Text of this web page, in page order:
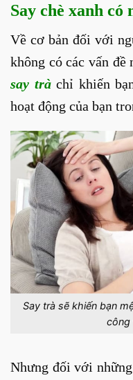
Say chè xanh có
Về cơ bản đối với
không có các vấn
say trà chỉ khiến
hoạt động của bạn
Say trà sẽ khiến bạn
công
Nhưng đối với